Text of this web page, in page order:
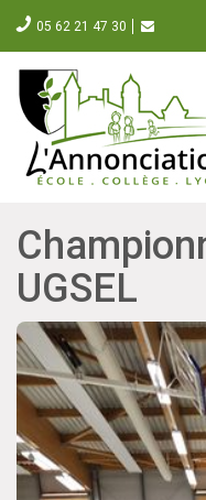
05 62 21 47 30
UGSEL